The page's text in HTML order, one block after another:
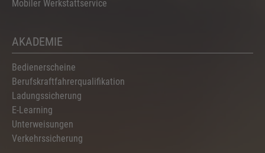
Mobiler Werkstattservice
AKADEMIE
Bedienerscheine
Berufskraftfahrerqualifikation
Ladungssicherung
E-Learning
Unterweisungen
Verkehrssicherung